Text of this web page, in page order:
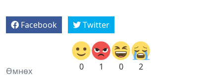
Facebook Twitter
0 1 0 2
Өмнөх